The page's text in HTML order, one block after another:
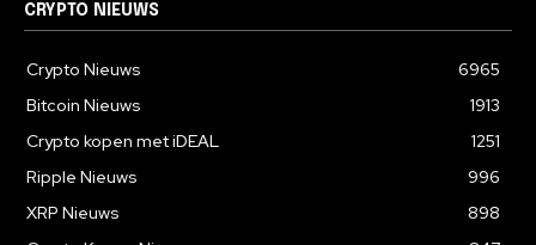
CRYPTO NIEUWS
Crypto Nieuws
6965
Bitcoin Nieuws
1913
Crypto kopen met iDEAL
1251
Ripple Nieuws
996
XRP Nieuws
898